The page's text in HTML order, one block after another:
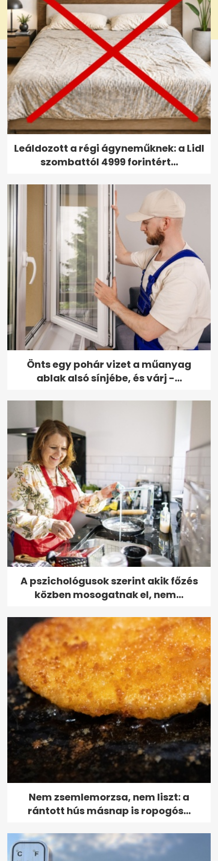
Leáldozott a régi ágyneműknek: a Lidl
szombattól 4999 forintért...
Önts egy pohár vizet a műanyag
ablak alsó sínjébe, és várj -...
A pszichológusok szerint akik főzés
közben mosogatnak el, nem...
Nem zsemlemorzsa, nem liszt: a
rántott hús másnap is ropogós...